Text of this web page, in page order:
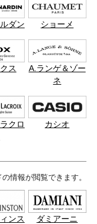
ダン ショーメ
ス
A.ランゲ＆ゾー
ネ
クロ
カシオ
情報が閲覧できます。
ンス
ダミアーニ